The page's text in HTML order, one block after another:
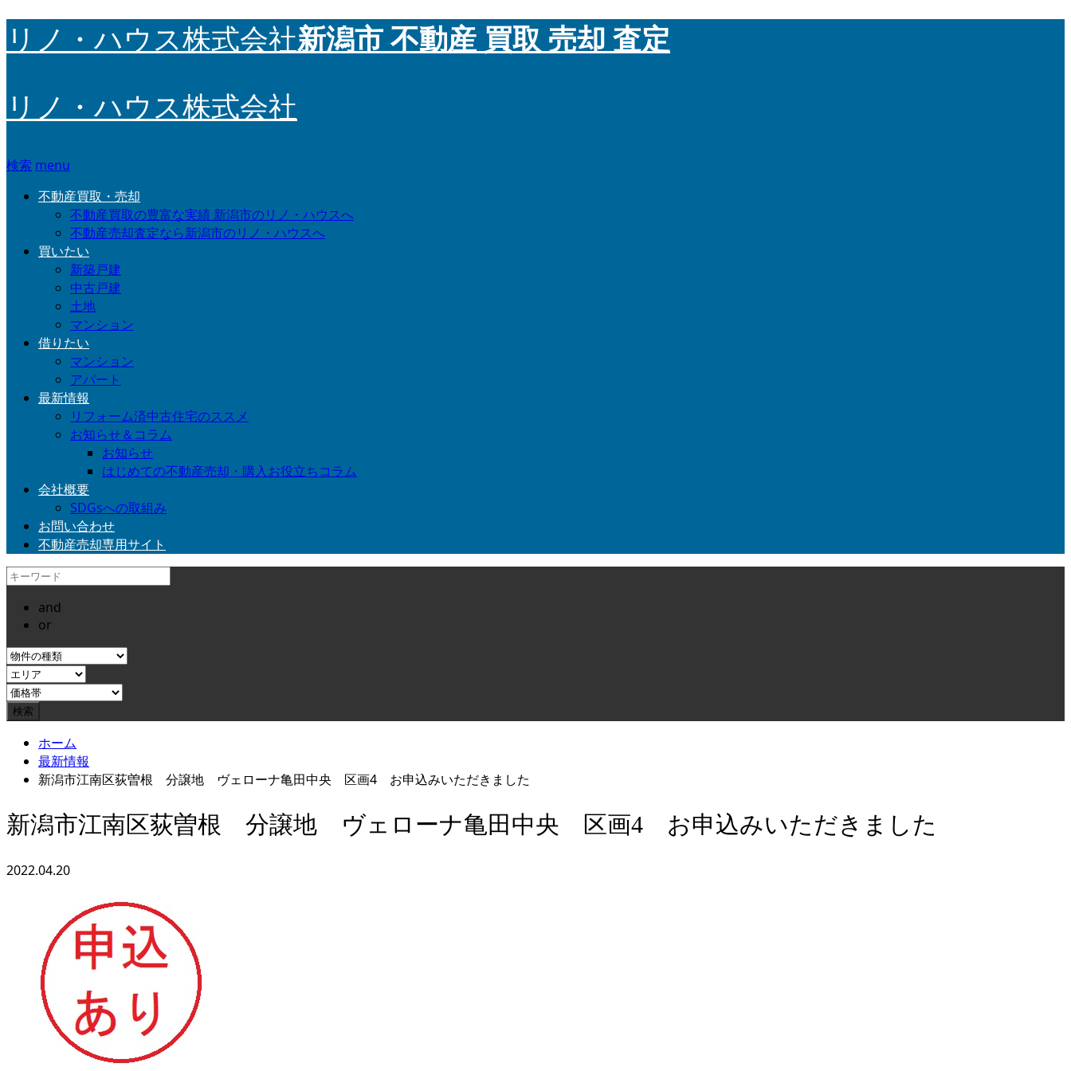
リノ・ハウス株式会社新潟市 不動産 買取 売却 査定
リノ・ハウス株式会社
検索 menu
不動産買取・売却
不動産買取の豊富な実績 新潟市のリノ・ハウスへ
不動産売却査定なら新潟市のリノ・ハウスへ
買いたい
新築戸建
中古戸建
土地
マンション
借りたい
マンション
アパート
最新情報
リフォーム済中古住宅のススメ
お知らせ＆コラム
お知らせ
はじめての不動産売却・購入お役立ちコラム
会社概要
SDGsへの取組み
お問い合わせ
不動産売却専用サイト
and
or
ホーム
最新情報
新潟市江南区荻曽根 分譲地 ヴェローナ亀田中央 区画4 お申込みいただきました
新潟市江南区荻曽根 分譲地 ヴェローナ亀田中央 区画4 お申込みいただきました
2022.04.20